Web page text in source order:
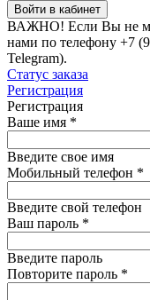
Войти в кабинет
ВАЖНО! Если Вы не
нами по телефону +7
Telegram).
Статус заказа
Регистрация
Регистрация
Ваше имя *
Введите свое имя
Мобильный телефон *
Введите свой телефон
Ваш пароль *
Введите пароль
Повторите пароль *